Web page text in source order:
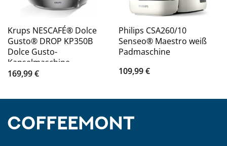
Krups NESCAFÉ® Dolce
Gusto® DROP KP350B
Dolce Gusto-
Kapselmaschine
169,99€
Philips CSA260/10
Senseo® Maestro weiß
Padmaschine
109,99€